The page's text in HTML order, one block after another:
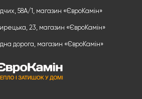
58А/1, магазин «ЄвроКамін»
23, магазин «ЄвроКамін»
дорога, магазин «ЄвроКамін»